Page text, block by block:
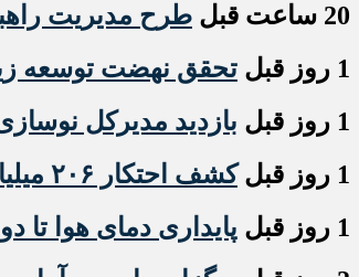
20 ساعت قبل
طرح مدیریت
1 روز قبل
تحقق نهضت توسعه
1 روز قبل
بازدید مدیرکل
1 روز قبل
کشف احتکار ۲۰۶ میلیاردی کالاهای اساسی در اردبیل
1 روز قبل
پایداری دمای هوا تا